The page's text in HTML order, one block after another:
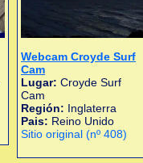
Webcam Croyde Surf
Cam
Lugar: Croyde Surf
Cam
Región: Inglaterra
Pais: Reino Unido
Sitio original (nº 408)